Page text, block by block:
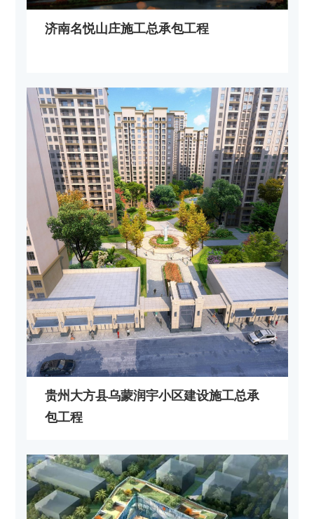
济南名悦山庄施工总承包工程
贵州大方县乌蒙润宇小区建设施工总承
包工程